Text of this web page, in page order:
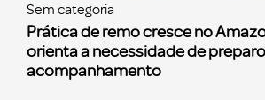
Sem categoria
Prática de remo cresce no
orienta a necessidade de
acompanhamento